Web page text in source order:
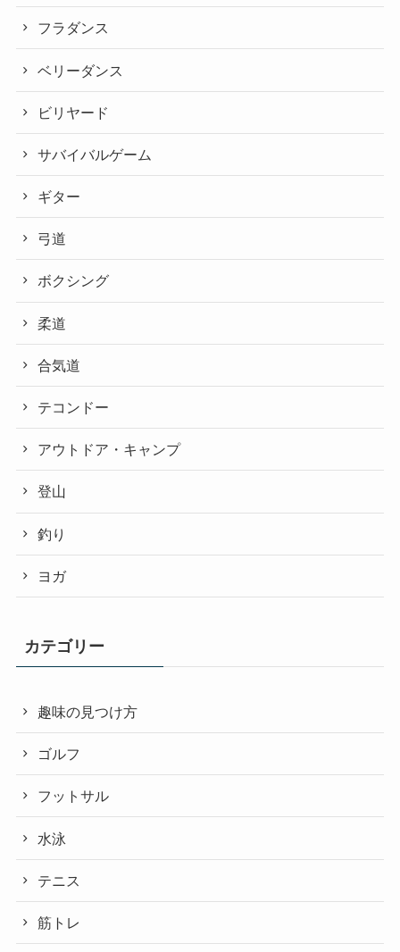
フラダンス
ベリーダンス
ビリヤード
サバイバルゲーム
ギター
弓道
ボクシング
柔道
合気道
テコンドー
アウトドア・キャンプ
登山
釣り
ヨガ
カテゴリー
趣味の見つけ方
ゴルフ
フットサル
水泳
テニス
筋トレ